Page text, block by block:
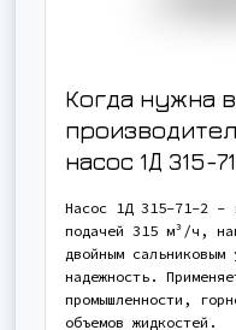
Когда нужна
насос 1Д 315-71
Насос 1Д 315-71-2 -
подачей 315 м³/ч,
двойным сальниковым
надежность.
промышленности,
объемов жидкостей.